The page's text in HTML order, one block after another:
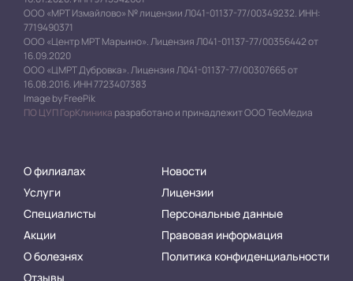
ООО «МРТ Измайлово» № лицензии Л041-01137-77/00349232. ИНН:
7719490371
ООО «Центр МРТ Марьино». Лицензия Л041-01137-77/00356442 от
16.09.2020
ООО «ЦМРТ Дубровка». Лицензия Л041-01137-77/00307665 от
16.08.2016. ИНН 7723407383
Image by FreePik
ПО ЦУП ГорКлиника разработано и принадлежит ООО ТеоМедиа
О филиалах
Услуги
Специалисты
Акции
О болезнях
Отзывы
Новости
Лицензии
Персональные данные
Правовая информация
Политика конфиденциальности